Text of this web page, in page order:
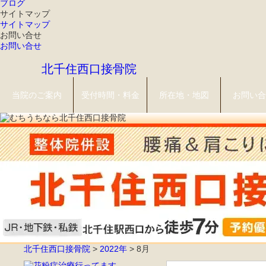
ブログ
サイトマップ
サイトマップ
お問い合せ
お問い合せ
北千住西口接骨院
当院のご案内 受付時間・料金 所在地・地図 お問い
北千住西口接骨院 > 2022年 > 8月